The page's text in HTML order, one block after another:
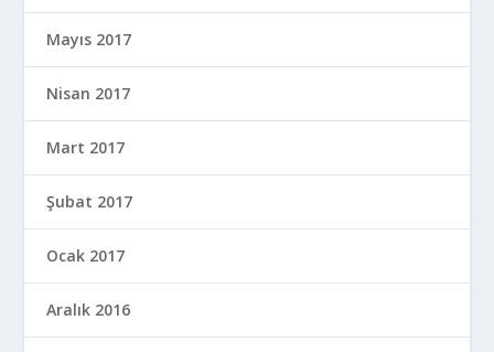
Mayıs 2017
Nisan 2017
Mart 2017
Şubat 2017
Ocak 2017
Aralık 2016